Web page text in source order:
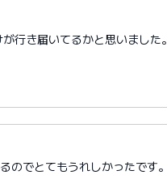
行き届いてるかと思いました。
のでとてもうれしかったです。